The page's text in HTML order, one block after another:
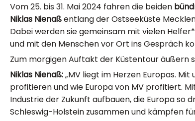
Vom 25. bis 31. Mai 2024 fahren die beiden
Niklas Nienaßentlang der Ostseeküste
Dabei werden sie gemeinsam mit vielen
und mit den Menschen vor Ort ins Gespräch
Zum morgigen Auftakt der Küstentour äußern
Niklas Nienaß:„MV liegt im Herzen Europas.
profitieren und wie Europa von MV profitiert.
Industrie der Zukunft aufbauen, die Europa so
Schleswig-Holstein zusammen und kämpfen